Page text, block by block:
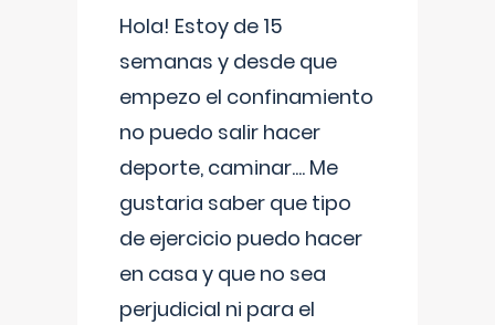
Hola! Estoy de 15
semanas y desde que
empezo el confinamiento
no puedo salir hacer
deporte, caminar.... Me
gustaria saber que tipo
de ejercicio puedo hacer
en casa y que no sea
perjudicial ni para el